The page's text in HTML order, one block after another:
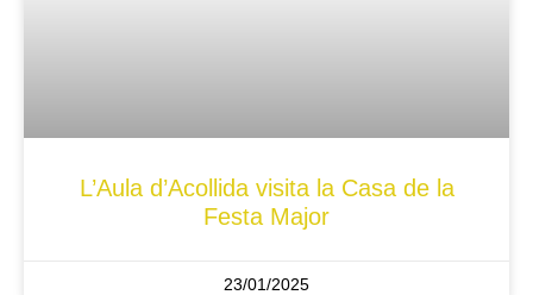
L’Aula d’Acollida visita la Casa de la
Festa Major
23/01/2025